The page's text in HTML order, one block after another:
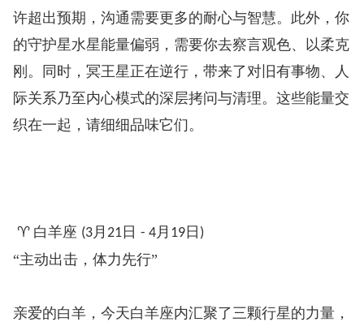
许超出预期，沟通需要更多的耐心与智慧。此外，你
的守护星水星能量偏弱，需要你去察言观色、以柔克
刚。同时，冥王星正在逆行，带来了对旧有事物、人
际关系乃至内心模式的深层拷问与清理。这些能量交
织在一起，请细细品味它们。
♈ 白羊座 (3 月 21日 - 4 月 19日 )
“主动出击，体力先行”
亲爱的白羊，今天白羊座内汇聚了三颗行星的力量，